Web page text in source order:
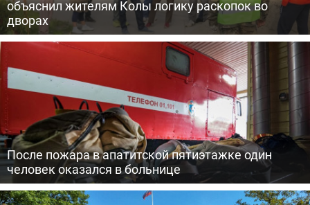
объяснил жителям Колы логику раскопок во
дворах
После пожара в апатитской пятиэтажке один
человек оказался в больнице